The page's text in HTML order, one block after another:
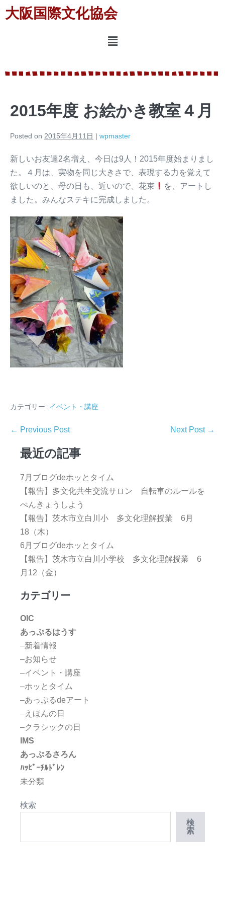
大阪国際文化協会
2015年度 お絵かき教室４月
Posted on 2015年4月11日 | wpmaster
新しいお友達2名増え、今日は9人！2015年度始まりまし
た。４月は、実物を同じ大きさで、表現する力を覚えて
欲しいのと、母の日も、近いので、花束
を、アートし
ました。みんなステキに完成しました。
カテゴリー: イベント・講座
← Previous Post Next Post →
最近の記事
7月ブログdeホッとタイム
【報告】多文化共生交流サロン 自転車のルールを
べんきょうしよう
【報告】茨木市立白川小 多文化理解授業 6月
18（木）
6月ブログdeホッとタイム
【報告】茨木市立白川小学校 多文化理解授業 6
月12（金）
カテゴリー
OIC
あっぷるはうす
–新着情報
–お知らせ
–イベント・講座
–ホッとタイム
–あっぷるdeアート
–えほんの日
–クラシックの日
IMS
あっぷるさろん
ﾊｯﾋﾟｰﾁﾙﾄﾞﾚﾝ
未分類
検索
検
索